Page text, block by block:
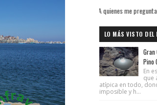
A quienes me preguntan la razón de mis
LO MÁS VISTO DEL
Pino
En
que
atípica en todo,
imposible y h...